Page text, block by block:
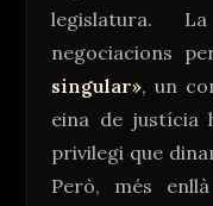
Ves al
legislatura.
negociacions
singular», un
eina de justícia
privilegi que
Però, més